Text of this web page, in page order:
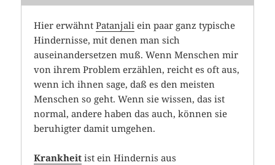
Hier erwähntPatanjali ein paar ganz typische
Hindernisse, mit denen man sich
auseinandersetzen muß. Wenn Menschen mir
von ihrem Problem erzählen, reicht es oft aus,
wenn ich ihnen sage, daß es den meisten
Menschen so geht. Wenn sie wissen, das ist
normal, andere haben das auch, können sie
beruhigter damit umgehen.
Krankheit ist ein Hindernis aus